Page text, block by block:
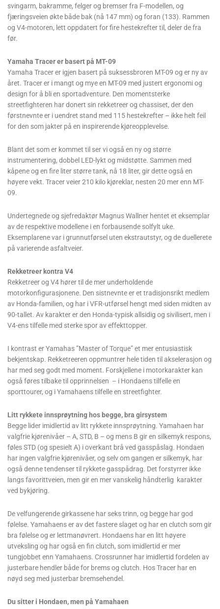
svingarm, bakramme, felger og bremser fra F-modellen, og
fjæringsveien økte både bak (nå 147 mm) og foran (133). Rammen
og V4-motoren, lett oppdatert for fire hestekrefter til, deler de fra
før.
Yamaha Tracer er basert på MT-09
Yamaha Tracer er igjen basert på suksessbroren MT-09 og er ny av
året. Tracer er i mangt og mye en MT-09 med justert ergonomi og
design for å bli en sportadventure. Den momentsterke
streetfighteren har donert sin rekketreer og chassiset, der den
førstnevnte er i uendret stand med 115 hestekrefter – ikke helt feil
for den som jakter på en inspirerende kjøreopplevelse.
Blant det som er kommet til ser vi også en ny og større
instrumentering, dobbel LED-lykt og midstøtte. Sammen med
kåpene og en fire liter større tank, nå 18 liter, gir dette også en
høyere vekt. Tracer veier 210 kilo kjøreklar, nesten 20 mer enn MT-
09.
Undertegnede og sjefredaktør Magnus Wallner hentet et eksemplar
av de respektive modellene i en forbausende solfylt uke.
Eksemplarene var i grunnutførsel uten ekstrautstyr, og de duellerete
på varierende asfaltveier.
Rekketreer kontra V4
Rekketreer og V4 hører til de mer underholdende
motorkonfigurasjonene. Den sistnevnte er et tradisjonsrikt medlem
av Honda-familien, og har i VFR-utførsel hengt med siden midten av
90-tallet. Av karakter er den Honda-typisk allsidig og sivilisert, men i
V4-ens tilfelle med sterke spor av effekttopper.
I kontrast er Yamahas ”Master of ­Torque” et mer entusiastisk
bekjentskap. Rekketreeren oppmuntrer hele tiden til akselerasjon og
har med seg godt med moment. Forskjellene i motorkarakter kan
også føres tilbake til opprinnelsen – i Hondaens tilfelle en
sporttourer, og i Yamahaens tilfelle en streetfighter.
Litt rykkete innsprøytning hos begge, bra girsystem
Begge lider imidlertid av litt rykkete innsprøytning. Yamahaen har
valgfrie kjørenivåer – A, STD, B – og mens B gir en silkemyk respons,
føles STD (og spesielt A) i overkant brå ved gasspåslag. Hondaen
har ingen valgfrie kjørenivåer, og selv om gangen er silkemyk, har
også denne tendenser til rykkete gasspådrag. Det forstyrrer ikke
langs favorittveien, men gir en mer vanskelig håndterlig karakter
ved bykjøring.
De velfungerende girkassene har seks trinn, og begge har god
følelse. Yamahaens er av det fastere slaget og har en clutch som gir
bra følelse og er lettmanøvrert. Hondaens har en litt høyere
utveksling og har også en fin clutch, som imidlertid er mer
tungjobbet enn Yamahaens. Crossrunner har imidlertid fordelen av
justerbare hendler både for brems og clutch. Hos Tracer har en
nøyd seg med justerbar bremsehendel.
Du sitter i Hondaen, men på Yamahaen